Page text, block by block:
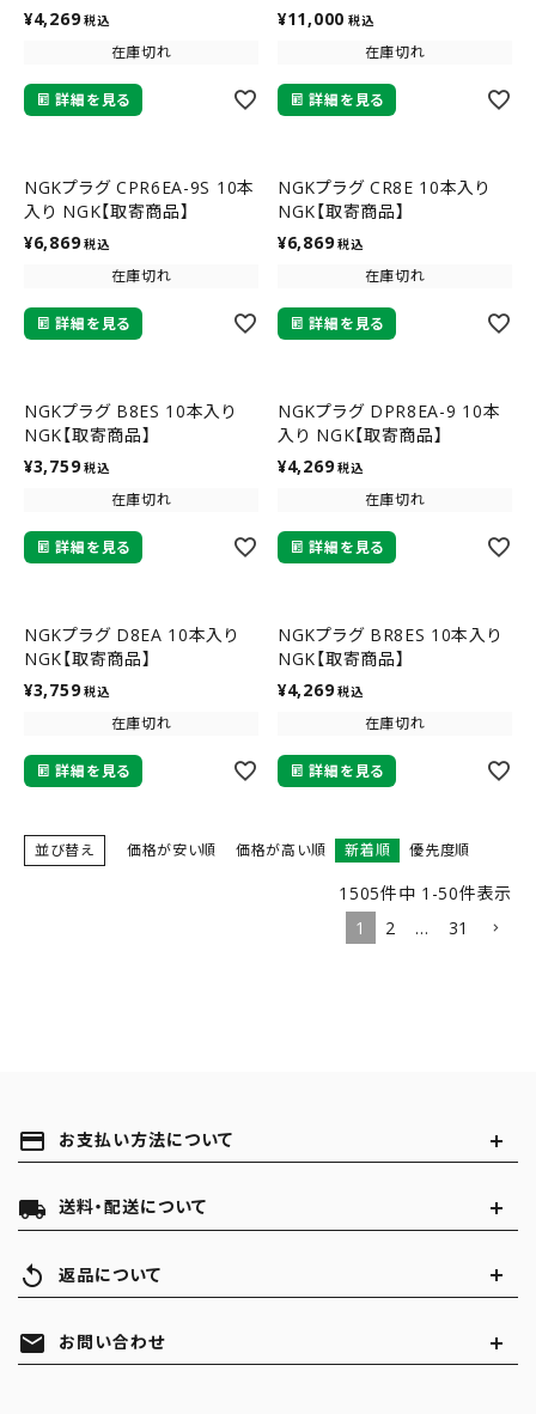
¥4,269 税込
在庫切れ
詳細を見る
¥11,000 税込
在庫切れ
詳細を見る
NGKプラグ CPR6EA-9S 10本
入り NGK【取寄商品】
¥6,869 税込
在庫切れ
詳細を見る
NGKプラグ CR8E 10本入り
NGK【取寄商品】
¥6,869 税込
在庫切れ
詳細を見る
NGKプラグ B8ES 10本入り
NGK【取寄商品】
¥3,759 税込
在庫切れ
詳細を見る
NGKプラグ DPR8EA-9 10本
入り NGK【取寄商品】
¥4,269 税込
在庫切れ
詳細を見る
NGKプラグ D8EA 10本入り
NGK【取寄商品】
¥3,759 税込
在庫切れ
詳細を見る
NGKプラグ BR8ES 10本入り
NGK【取寄商品】
¥4,269 税込
在庫切れ
詳細を見る
並び替え 価格が安い順 価格が高い順 新着順 優先度順
1505件中 1 -50件表示
1
2 … 31
payment お支払い方法について
local_shipping 送料・配送について
replay 返品について
mail お問い合わせ